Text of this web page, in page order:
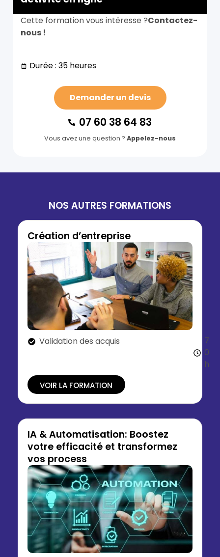
Cette formation vous intéresse ?Contactez-
nous !
Durée : 35 heures
Demander un devis
07 60 38 64 83
Vous avez une question ? Appelez-nous
NOS AUTRES FORMATIONS
Création d’entreprise
Validation des acquis
7
0
h
VOIR LA FORMATION
IA & Automatisation: Boostez
votre efficacité et transformez
vos process